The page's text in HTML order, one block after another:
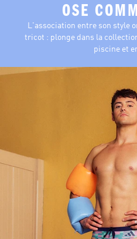
OSE
L'association entre son style
tricot : plonge dans la
piscine et